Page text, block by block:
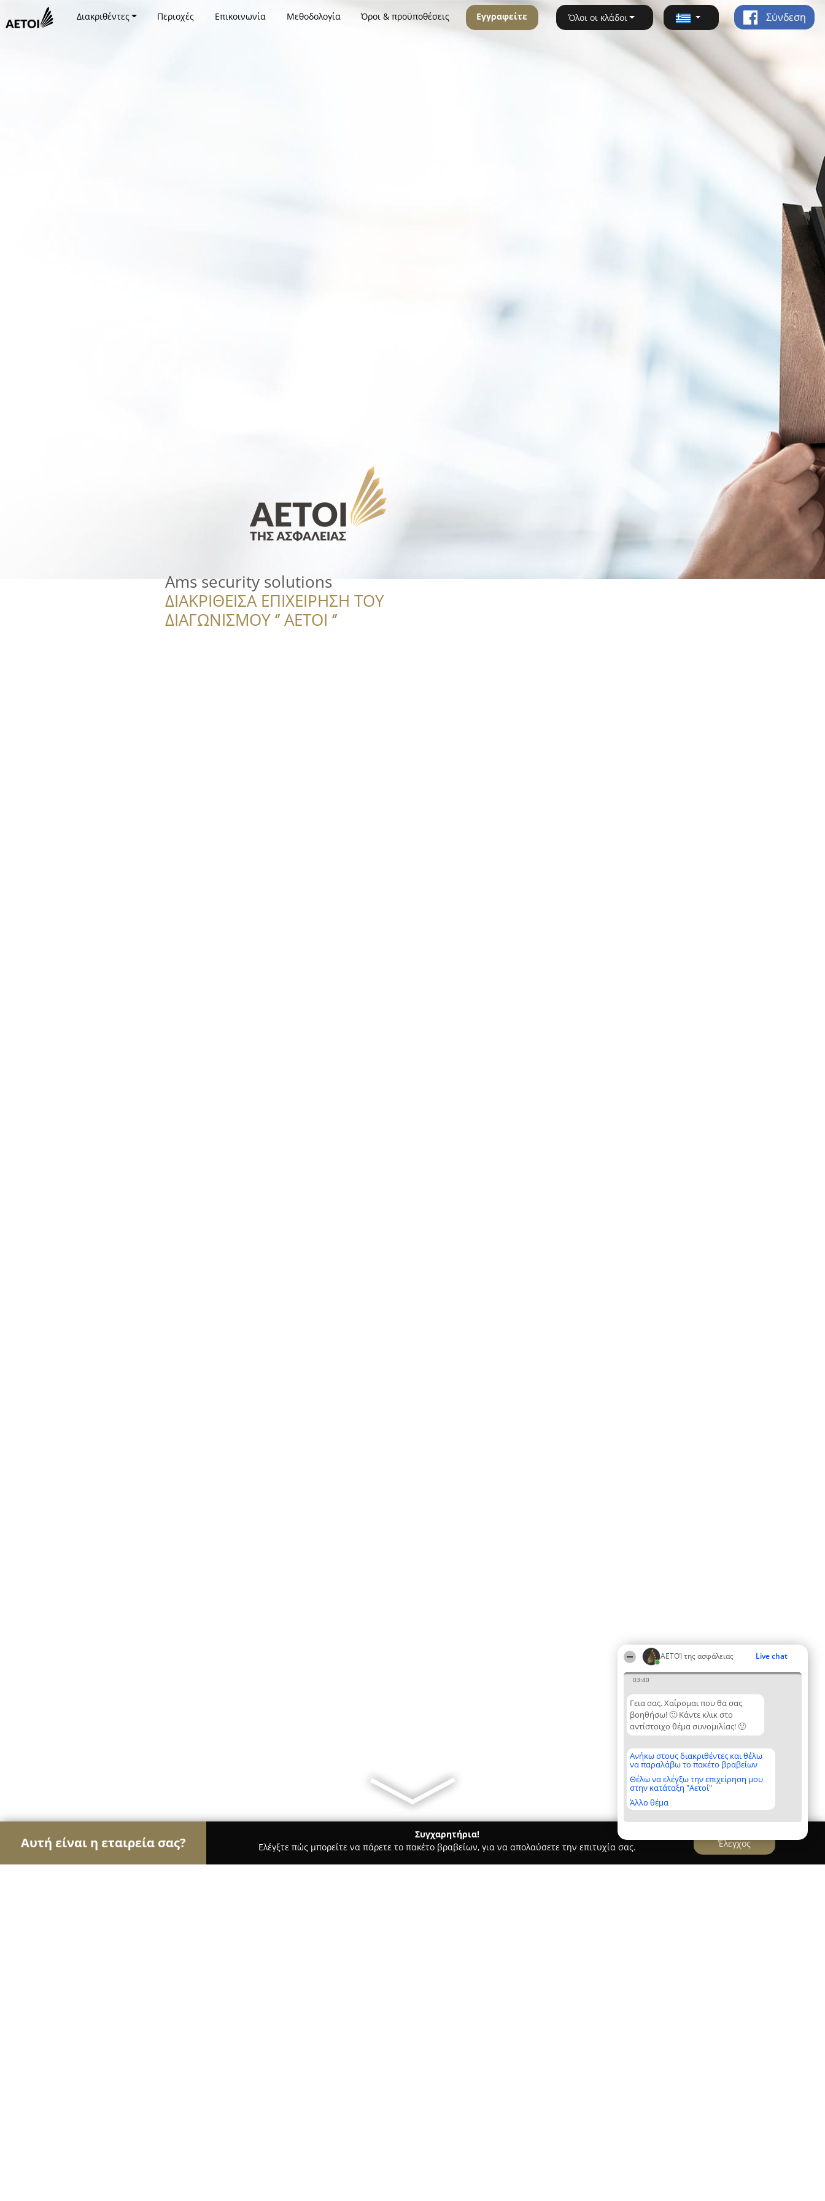
ΑΕΤΟΊ της ασφάλειας Live chat
03:40
Γεια σας. Χαίρομαι που θα σας
βοηθήσω! 🙂 Κάντε κλικ στο
αντίστοιχο θέμα συνομιλίας! 🙂
Ανήκω στους διακριθέντες και θέλω
να παραλάβω το πακέτο βραβείων
Θέλω να ελέγξω την επιχείρηση μου
στην κατάταξη "Αετοί"
Άλλο θέμα
Διακριθέντες Περιοχές Επικοινωνία Μεθοδολογία Όροι & προϋποθέσεις Εγγραφείτε Όλοι οι κλάδοι Σύνδεση
Ams security solutions
ΔΙΑΚΡΙΘΕΙΣΑ ΕΠΙΧΕΙΡΗΣΗ ΤΟΥ
ΔΙΑΓΩΝΙΣΜΟΥ ‘’ ΑΕΤΟΙ ‘’
Αυτή είναι η εταιρεία σας?
Συγχαρητήρια!
Ελέγξτε πώς μπορείτε να πάρετε το πακέτο βραβείων, για να απολαύσετε την επιτυχία σας.
Έλεγχος